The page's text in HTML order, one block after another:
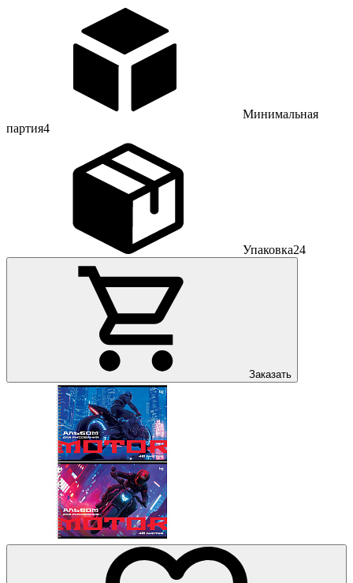
Минимальная
партия4
Упаковка24
Заказать